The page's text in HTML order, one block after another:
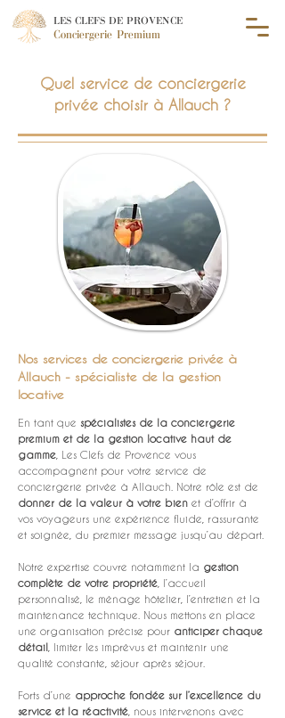
LES CLEFS DE PROVENCE
Conciergerie Premium
Quel service de conciergerie
privée choisir à Allauch ?
Nos services de conciergerie privée à
Allauch - spécialiste de la gestion
locative
En tant que spécialistes de la conciergerie
premium et de la gestion locative haut de
gamme , Les Clefs de Provence vous
accompagnent pour votre service de
conciergerie privée à Allauch. Notre rôle est de
donner de la valeur à votre bien et d’offrir à
vos voyageurs une expérience fluide, rassurante
et soignée, du premier message jusqu’au départ.
Notre expertise couvre notamment la gestion
complète de votre propriété , l’accueil
personnalisé, le ménage hôtelier, l’entretien et la
maintenance technique. Nous mettons en place
une organisation précise pour anticiper chaque
détail , limiter les imprévus et maintenir une
qualité constante, séjour après séjour.
Forts d’une approche fondée sur l’excellence du
service et la réactivité , nous intervenons avec